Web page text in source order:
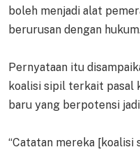
boleh menjadi alat
berurusan dengan
Pernyataan itu
koalisi sipil terkait pasal
baru yang berpotensi
“Catatan mereka [koalisi